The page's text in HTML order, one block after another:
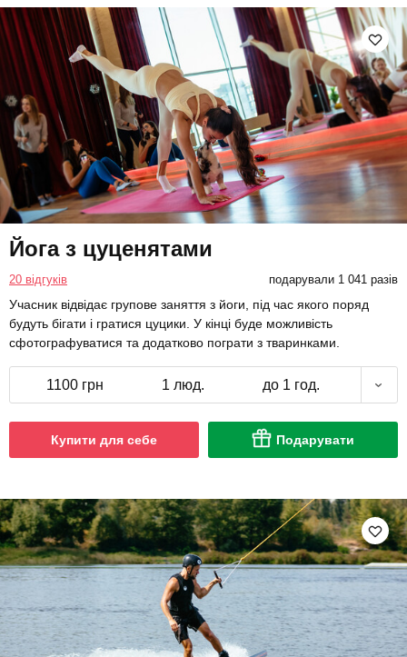
Йога з цуценятами
20 відгуків подарували 1 041 разів
Учасник відвідає групове заняття з йоги, під час якого поряд
будуть бігати і гратися цуцики. У кінці буде можливість
сфотографуватися та додатково пограти з тваринками.
1100 грн 1 люд. до 1 год.
Купити для себе Подарувати